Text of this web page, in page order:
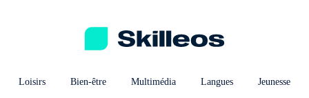
Loisirs Bien-être Multimédia Langues Jeunesse